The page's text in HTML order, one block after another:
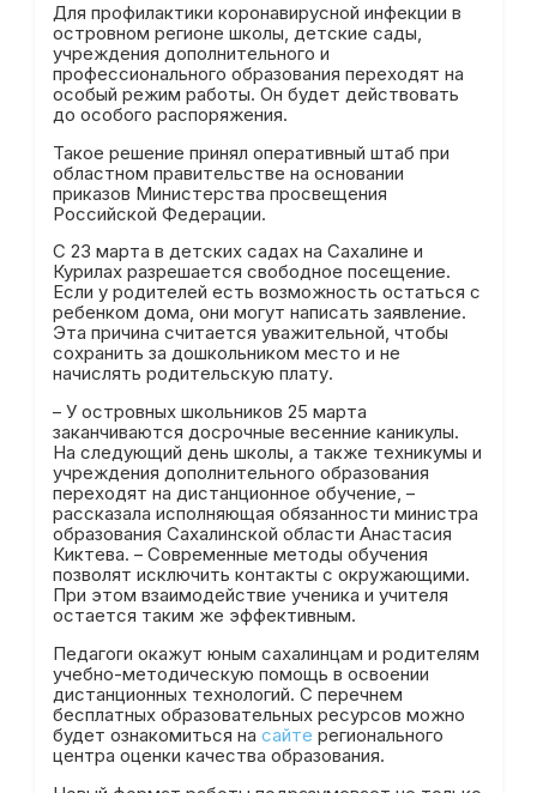
Для профилактики коронавирусной инфекции в
островном регионе школы, детские сады,
учреждения дополнительного и
профессионального образования переходят на
особый режим работы. Он будет действовать
до особого распоряжения.
Такое решение принял оперативный штаб при
областном правительстве на основании
приказов Министерства просвещения
Российской Федерации.
С 23 марта в детских садах на Сахалине и
Курилах разрешается свободное посещение.
Если у родителей есть возможность остаться с
ребенком дома, они могут написать заявление.
Эта причина считается уважительной, чтобы
сохранить за дошкольником место и не
начислять родительскую плату.
– У островных школьников 25 марта
заканчиваются досрочные весенние каникулы.
На следующий день школы, а также техникумы и
учреждения дополнительного образования
переходят на дистанционное обучение, –
рассказала исполняющая обязанности министра
образования Сахалинской области Анастасия
Киктева. – Современные методы обучения
позволят исключить контакты с окружающими.
При этом взаимодействие ученика и учителя
остается таким же эффективным.
Педагоги окажут юным сахалинцам и родителям
учебно-методическую помощь в освоении
дистанционных технологий. С перечнем
бесплатных образовательных ресурсов можно
будет ознакомиться на сайте регионального
центра оценки качества образования.